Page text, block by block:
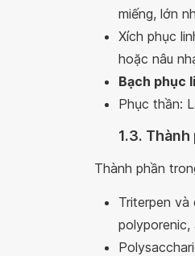
miếng, lớn
Xích phục
hoặc nâu
Bạch phục
Phục thần:
1.3.
Thành phần
Triterpen